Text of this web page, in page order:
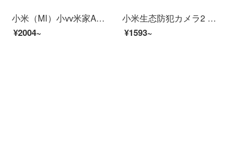
小米（MI）小vv米家APPビディオカーメンテリングアロン360°云台スピンビオラ家庭用赤外線夜間テレビワイヤレスタネット停電防止カメラ2 K【2 K防水スピン】米家xiaovア雲台+16 G
¥2004~
小米生态防犯カメラ2 Kスーパーマーケットサポート米家APP人型探测赤外线夜間视用ビディオカーリング64
¥1593~